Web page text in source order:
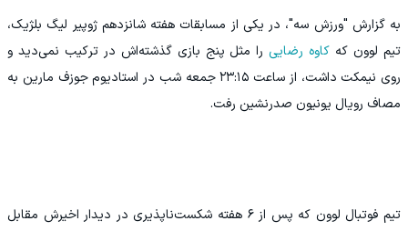
به گزارش "ورزش سه"، در یکی از مسابقات هفته شانزدهم ژوپیر لیگ بلژیک،
تیم لوون که کاوه رضایی را مثل پنج بازی گذشته‌اش در ترکیب نمی‌دید و
روی نیمکت داشت، از ساعت ۲۳:۱۵ جمعه شب در استادیوم جوزف مارین به
مصاف رویال یونیون صدرنشین رفت.
تیم فوتبال لوون که پس از ۶ هفته شکست‌ناپذیری در دیدار اخیرش مقابل